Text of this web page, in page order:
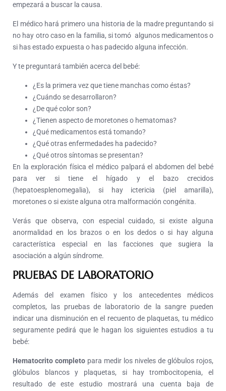
empezará a buscar la causa.
El médico hará primero una historia de la madre preguntando si
no hay otro caso en la familia, si tomó algunos medicamentos o
si has estado expuesta o has padecido alguna infección.
Y te preguntará también acerca del bebé:
¿Es la primera vez que tiene manchas como éstas?
¿Cuándo se desarrollaron?
¿De qué color son?
¿Tienen aspecto de moretones o hematomas?
¿Qué medicamentos está tomando?
¿Qué otras enfermedades ha padecido?
¿Qué otros síntomas se presentan?
En la exploración física el médico palpará el abdomen del bebé
para ver si tiene el hígado y el bazo crecidos
(hepatoesplenomegalia), si hay ictericia (piel amarilla),
moretones o si existe alguna otra malformación congénita.
Verás que observa, con especial cuidado, si existe alguna
anormalidad en los brazos o en los dedos o si hay alguna
característica especial en las facciones que sugiera la
asociación a algún síndrome.
PRUEBAS DE LABORATORIO
Además del examen físico y los antecedentes médicos
completos, las pruebas de laboratorio de la sangre pueden
indicar una disminución en el recuento de plaquetas, tu médico
seguramente pedirá que le hagan los siguientes estudios a tu
bebé:
Hematocrito completo para medir los niveles de glóbulos rojos,
glóbulos blancos y plaquetas, si hay trombocitopenia, el
resultado de este estudio mostrará una cuenta baja de